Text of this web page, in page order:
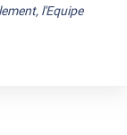
l'Equipe